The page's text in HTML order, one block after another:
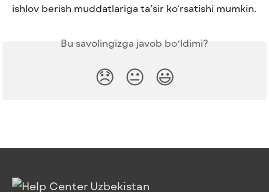
ishlov berish muddatlariga ta’sir ko‘rsatishi mumkin.
Bu savolingizga javob boʻldimi?
😞 😐 😃